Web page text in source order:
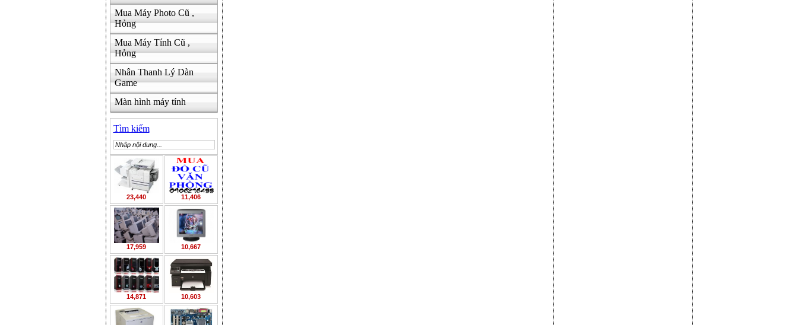
Mua Máy Photo Cũ ,
Hỏng
Mua Máy Tính Cũ ,
Hỏng
Nhân Thanh Lý Dàn
Game
Màn hình máy tính
Tìm kiếm
23,440 11,406
17,959 10,667
14,871 10,603